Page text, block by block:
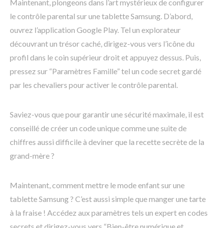
Maintenant, plongeons dans l’art mystérieux de configurer
le contrôle parental sur une tablette Samsung. D’abord,
ouvrez l’application Google Play. Tel un explorateur
découvrant un trésor caché, dirigez-vous vers l’icône du
profil dans le coin supérieur droit et appuyez dessus. Puis,
pressez sur “Paramètres Famille” tel un code secret gardé
par les chevaliers pour activer le contrôle parental.
Saviez-vous que pour garantir une sécurité maximale, il est
conseillé de créer un code unique comme une suite de
chiffres aussi difficile à deviner que la recette secrète de la
grand-mère ?
Maintenant, comment mettre le mode enfant sur une
tablette Samsung ? C’est aussi simple que manger une tarte
à la fraise ! Accédez aux paramètres tels un expert en codes